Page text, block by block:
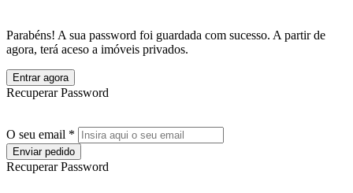
Parabéns! A sua password foi guardada com sucesso. A partir de
agora, terá aceso a imóveis privados.
Entrar agora
Recuperar Password
O seu email *
Enviar pedido
Recuperar Password